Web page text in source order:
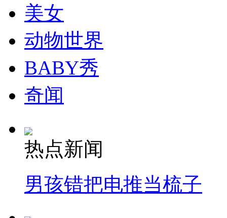
美女
动物世界
BABY秀
奇闻
热点新闻
男孩错把电推当梳子